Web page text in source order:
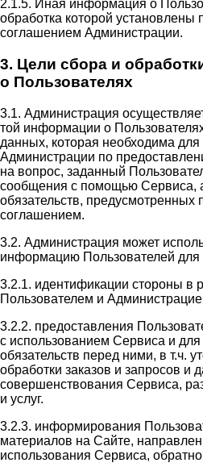
2.1.5. Иная информация о
обработка которой установлены
соглашением Администрации.
3. Цели сбора и
о Пользователях
3.1. Администрация
той информации о
данных, которая необходима
Администрации по
на вопрос, заданный
сообщения с помощью Сервиса,
обязательств, предусмотренных
соглашением.
3.2. Администрация может
информацию Пользователей для
3.2.1. идентификации стороны в
Пользователем и
3.2.2. предоставления
с использованием Сервиса и
обязательств перед ними, в т.ч.
обработки заказов и запросов и
совершенствования Сервиса,
и услуг.
3.2.3. информирования
материалов на Сайте,
использования Сервиса,